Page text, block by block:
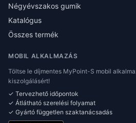
Négyévszakos gumik
Katalógus
Összes termék
MOBIL ALKALMAZÁS
Töltse le díjmentes MyPoint-S mobil
kiszolgálásért!
✓ Tervezhető időpontok
✓ Átlátható szerelési folyamat
✓ Gyártó független szaktanácsadás